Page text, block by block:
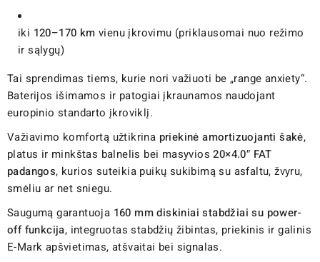
iki 120–170 km vienu įkrovimu (priklausomai nuo režimo
ir sąlygų)
Tai sprendimas tiems, kurie nori važiuoti be „range anxiety“.
Baterijos išimamos ir patogiai įkraunamos naudojant
europinio standarto įkroviklį.
Važiavimo komfortą užtikrina priekinė amortizuojanti šakė,
platus ir minkštas balnelis bei masyvios20×4.0″ FAT
padangos, kurios suteikia puikų sukibimą su asfaltu, žvyru,
smėliu ar net sniegu.
Saugumą garantuoja 160 mm diskiniai stabdžiai su power-
off funkcija, integruotas stabdžių žibintas, priekinis ir galinis
E-Mark apšvietimas, atšvaitai bei signalas.